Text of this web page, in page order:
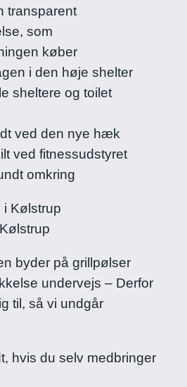
transparent
som
køber
i den høje shelter
sheltere og toilet
ved den nye hæk
ved fitnessudstyret
omkring
byder på grillpølser
undervejs – Derfor
til, så vi undgår
hvis du selv medbringer